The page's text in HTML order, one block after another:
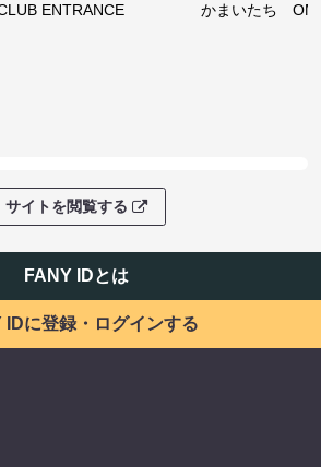
ENTRANCE かまいたち
サイトを閲覧する
FANY IDとは
IDに登録・ログインする